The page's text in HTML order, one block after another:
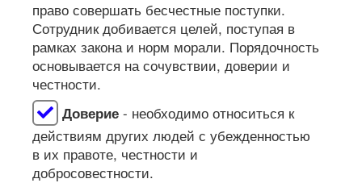
право совершать бесчестные поступки.
Сотрудник добивается целей, поступая в
рамках закона и норм морали. Порядочность
основывается на сочувствии, доверии и
честности.
Доверие - необходимо относиться к
действиям других людей с убежденностью
в их правоте, честности и
добросовестности.